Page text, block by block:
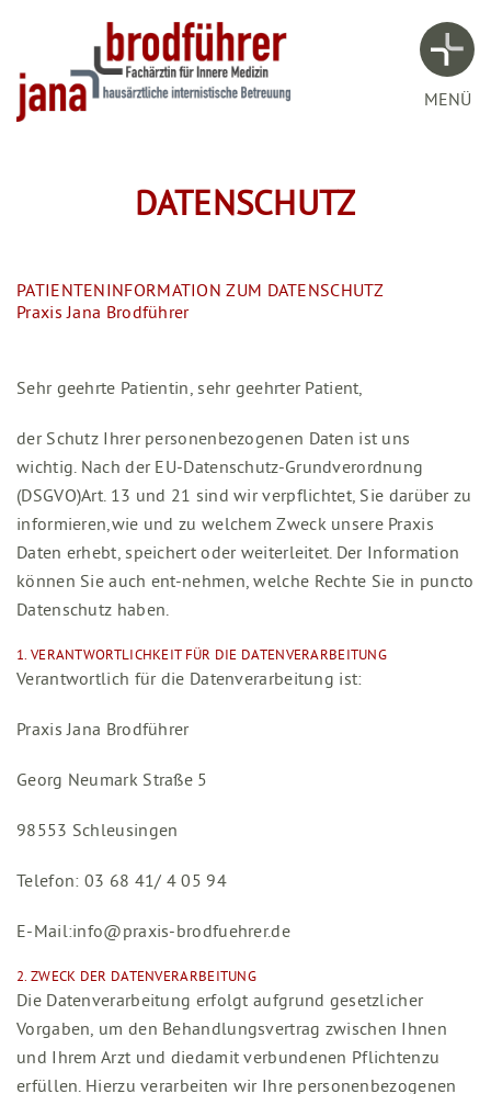
MENÜ
DATENSCHUTZ
PATIENTENINFORMATION ZUM DATENSCHUTZ
Praxis Jana Brodführer
Sehr geehrte Patientin, sehr geehrter Patient,
der Schutz Ihrer personenbezogenen Daten ist uns
wichtig. Nach der EU-Datenschutz-Grundverordnung
(DSGVO)Art. 13 und 21 sind wir verpflichtet, Sie darüber zu
informieren,wie und zu welchem Zweck unsere Praxis
Daten erhebt, speichert oder weiterleitet. Der Information
können Sie auch ent-nehmen, welche Rechte Sie in puncto
Datenschutz haben.
1. VERANTWORTLICHKEIT FÜR DIE DATENVERARBEITUNG
Verantwortlich für die Datenverarbeitung ist:
Praxis Jana Brodführer
Georg Neumark Straße 5
98553 Schleusingen
Telefon: 03 68 41/ 4 05 94
E-Mail:info@praxis-brodfuehrer.de
2. ZWECK DER DATENVERARBEITUNG
Die Datenverarbeitung erfolgt aufgrund gesetzlicher
Vorgaben, um den Behandlungsvertrag zwischen Ihnen
und Ihrem Arzt und diedamit verbundenen Pflichtenzu
erfüllen. Hierzu verarbeiten wir Ihre personenbezogenen